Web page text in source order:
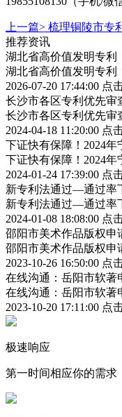
上一篇> 梳理铜陵市专
推荐资讯
湖北省高价值发明专利
湖北省高价值发明专利
2026-07-20 17:44:00 点
长沙市各区专利优先审
长沙市各区专利优先审
2024-04-18 11:20:00 点
下证快有保障！2024
下证快有保障！2024
2024-01-24 17:39:00 点
新专利法通过—通过率
新专利法通过—通过率
2024-01-08 18:08:00 点
邵阳市美术作品版权申
邵阳市美术作品版权申
2023-10-26 16:50:00 点
在线沟通：岳阳市软著
在线沟通：岳阳市软著
2023-10-20 17:11:00 点
极速响应
第一时间相应你的需求